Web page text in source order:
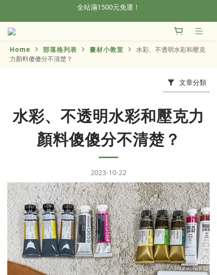
全站滿1500元免運！
加入會員，首單輸入折扣碼NEWFROG，滿800現折50
Home 部落格列表 畫材小教室
水彩、不透明水彩和壓克
力顏料傻傻分不清楚？
文章分類
水彩、不透明水彩和壓克力
顏料傻傻分不清楚？
2023-10-22